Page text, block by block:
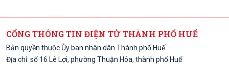
CỔNG THÔNG TIN ĐIỆN TỬ THÀNH PHỐ HUẾ
Bản quyền thuộc Ủy ban nhân dân Thành phố Huế
Địa chỉ: số 16 Lê Lợi, phường Thuận Hóa, thành phố Huế